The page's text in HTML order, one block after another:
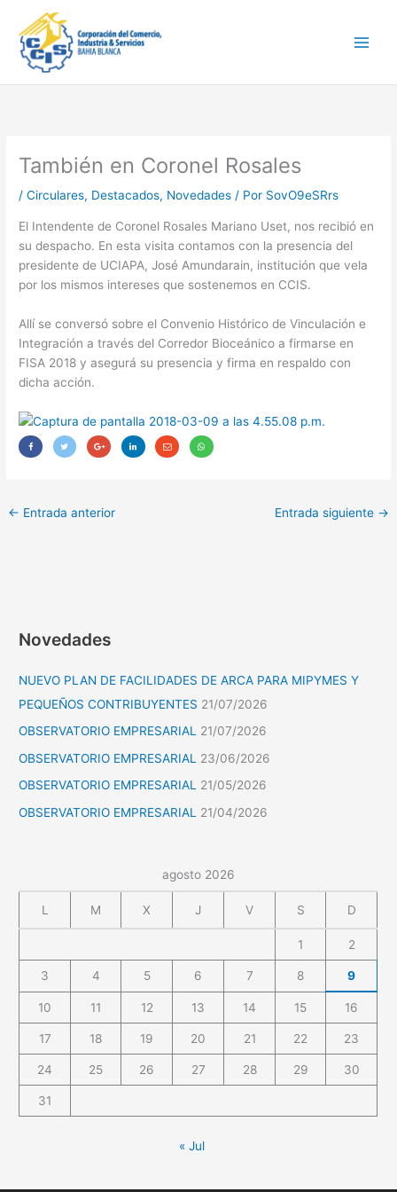
contenido
También en Coronel Rosales
/Circulares, Destacados, Novedades / Por SovO9eSRrs
El Intendente de Coronel Rosales Mariano Uset, nos recibió en
su despacho. En esta visita contamos con la presencia del
presidente de UCIAPA, José Amundarain, institución que vela
por los mismos intereses que sostenemos en CCIS.
Allí se conversó sobre el Convenio Histórico de Vinculación e
Integración a través del Corredor Bioceánico a firmarse en
FISA 2018 y asegurá su presencia y firma en respaldo con
dicha acción.
← Entrada anterior Entrada siguiente →
Novedades
NUEVO PLAN DE FACILIDADES DE ARCA PARA MIPYMES Y
PEQUEÑOS CONTRIBUYENTES 21/07/2026
OBSERVATORIO EMPRESARIAL 21/07/2026
OBSERVATORIO EMPRESARIAL
23/06/2026
OBSERVATORIO EMPRESARIAL 21/05/2026
OBSERVATORIO EMPRESARIAL
21/04/2026
agosto 2026
L M X J V S D
1 2
3 4 5 6 7 8 9
10 11 12 13 14 15 16
17 18 19 20 21 22 23
24 25 26 27 28 29 30
31
« Jul